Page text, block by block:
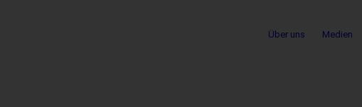
Über uns Medien